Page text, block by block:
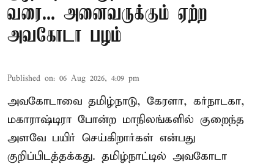
வரை... அனைவருக்கும் ஏற்ற
அவகோடா பழம்
Published on: 06 Aug 2026, 4:09 pm
அவகோடாவை தமிழ்நாடு, கேரளா, கர்நாடகா,
மகாராஷ்டிரா போன்ற மாநிலங்களில் குறைந்த
அளவே பயிர் செய்கிறார்கள் என்பது
குறிப்பிடத்தக்கது. தமிழ்நாட்டில் அவகோடா